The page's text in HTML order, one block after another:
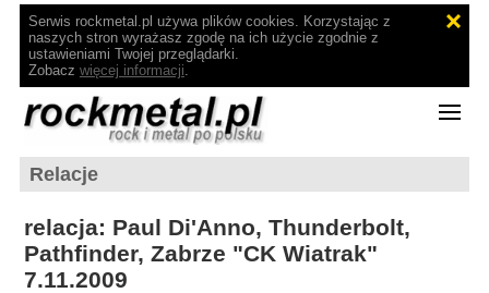
Serwis rockmetal.pl używa plików cookies. Korzystając z
naszych stron wyrażasz zgodę na ich użycie zgodnie z
ustawieniami Twojej przeglądarki.
Zobacz więcej informacji.
Relacje
relacja: Paul Di'Anno, Thunderbolt,
Pathfinder, Zabrze "CK Wiatrak"
7.11.2009